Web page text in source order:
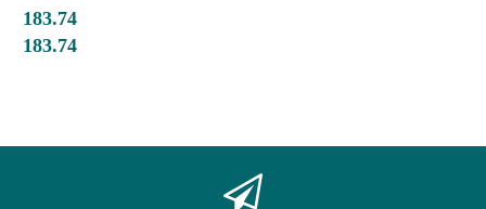
183.74
183.74